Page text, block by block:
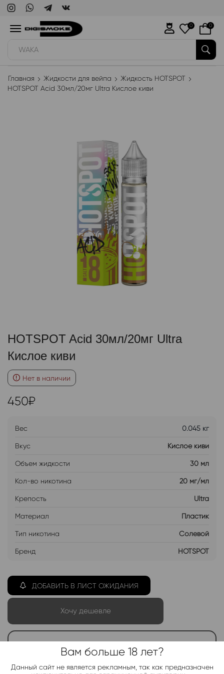
WAKA
0 0
Главная Жидкости для вейпа
Жидкость HOTSPOT
HOTSPOT Acid 30мл/20мг Ultra Кислое киви
HOTSPOT Acid 30мл/20мг Ultra
Кислое киви
Нет в наличии
450₽
Вес 0.045 кг
Вкус Кислое киви
Объем жидкости 30 мл
Кол-во никотина 20 мг/мл
Крепость Ultra
Материал Пластик
Тип никотина Солевой
Бренд HOTSPOT
ДОБАВИТЬ В ЛИСТ ОЖИДАНИЯ
Хочу дешевле
Telegram-канал 2000+
Вам больше 18 лет?
Данный сайт не является рекламным, так как предназначен